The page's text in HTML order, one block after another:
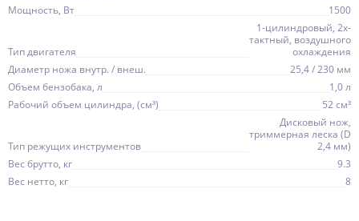
Мощность, Вт
1500
Тип двигателя
1-цилиндровый, 2х-
тактный, воздушного
охлаждения
Диаметр ножа внутр. / внеш.
25,4 / 230 мм
Объем бензобака, л
1,0 л
Рабочий объем цилиндра, (см³)
52 см³
Тип режущих инструментов
Дисковый нож,
триммерная леска (D
2,4 мм)
Вес брутто, кг
9.3
Вес нетто, кг
8